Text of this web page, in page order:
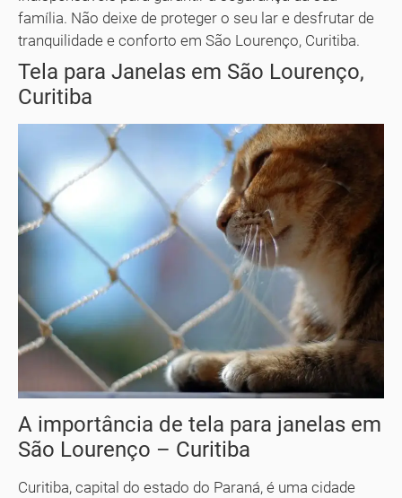
família. Não deixe de proteger o seu lar e desfrutar de
tranquilidade e conforto em São Lourenço, Curitiba.
Tela para Janelas em São Lourenço,
Curitiba
A importância de tela para janelas em
São Lourenço – Curitiba
Curitiba, capital do estado do Paraná, é uma cidade